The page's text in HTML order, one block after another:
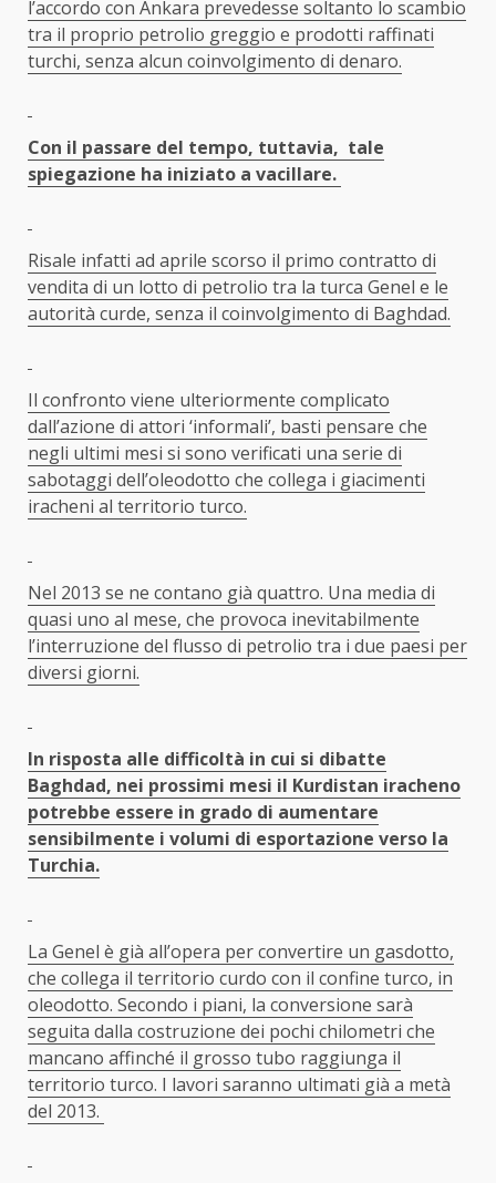
l’accordo con Ankara prevedesse soltanto lo scambio
tra il proprio petrolio greggio e prodotti raffinati
turchi, senza alcun coinvolgimento di denaro.
Con il passare del tempo, tuttavia, tale
spiegazione ha iniziato a vacillare.
Risale infatti ad aprile scorso il primo contratto di
vendita di un lotto di petrolio tra la turca Genel e le
autorità curde, senza il coinvolgimento di Baghdad.
Il confronto viene ulteriormente complicato
dall’azione di attori ‘informali’, basti pensare che
negli ultimi mesi si sono verificati una serie di
sabotaggi dell’oleodotto che collega i giacimenti
iracheni al territorio turco.
Nel 2013 se ne contano già quattro. Una media di
quasi uno al mese, che provoca inevitabilmente
l’interruzione del flusso di petrolio tra i due paesi per
diversi giorni.
In risposta alle difficoltà in cui si dibatte
Baghdad, nei prossimi mesi il Kurdistan iracheno
potrebbe essere in grado di aumentare
sensibilmente i volumi di esportazione verso la
Turchia.
La Genel è già all’opera per convertire un gasdotto,
che collega il territorio curdo con il confine turco, in
oleodotto. Secondo i piani, la conversione sarà
seguita dalla costruzione dei pochi chilometri che
mancano affinché il grosso tubo raggiunga il
territorio turco. I lavori saranno ultimati già a metà
del 2013.